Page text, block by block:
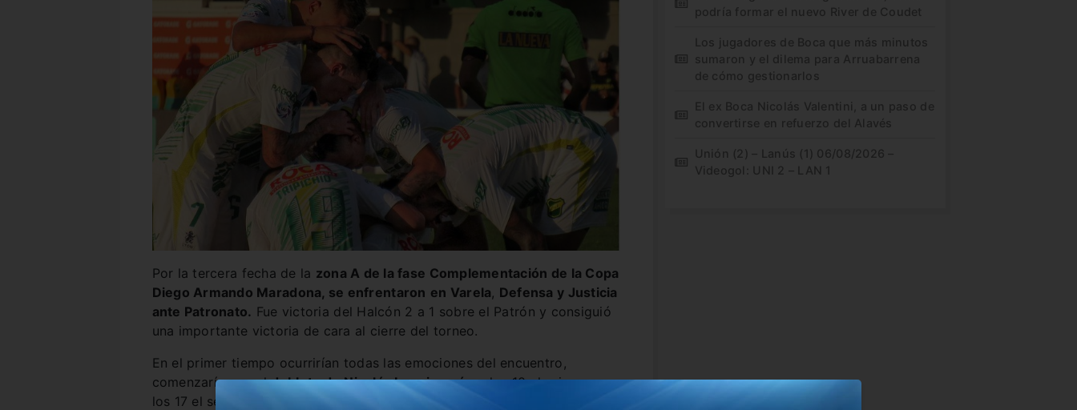
Por la tercera fecha de la zona A de la fase Complementación de la Copa
Diego Armando Maradona, se enfrentaron en Varela, Defensa y Justicia
ante Patronato. Fue victoria del Halcón 2 a 1 sobre el Patrón y consiguió
una importante victoria de cara al cierre del torneo.
En el primer tiempo ocurrirían todas las emociones del encuentro,
comenzaría con eldoblete de Nicolás Leguizamóna los 10 el primero y a
los 17 el segundo para poner el2 a 0 a favor del Halcón
podría formar el nuevo River de Coudet
Los jugadores de Boca que más minutos
sumaron y el dilema para Arruabarrena
de cómo gestionarlos
El ex Boca Nicolás Valentini, a un paso de
convertirse en refuerzo del Alavés
Unión (2) – Lanús (1) 06/08/2026 –
Videogol: UNI 2 – LAN 1